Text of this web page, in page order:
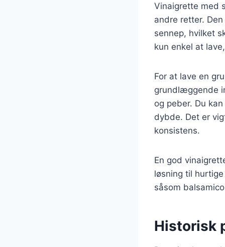
Vinaigrette med
andre retter.
sennep, hvilket
kun enkel at
For at lave en
grundlæggende
og peber. Du
dybde. Det er
konsistens.
En god
løsning til
såsom
Historisk